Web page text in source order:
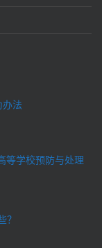
法
等学校预防与处理
？